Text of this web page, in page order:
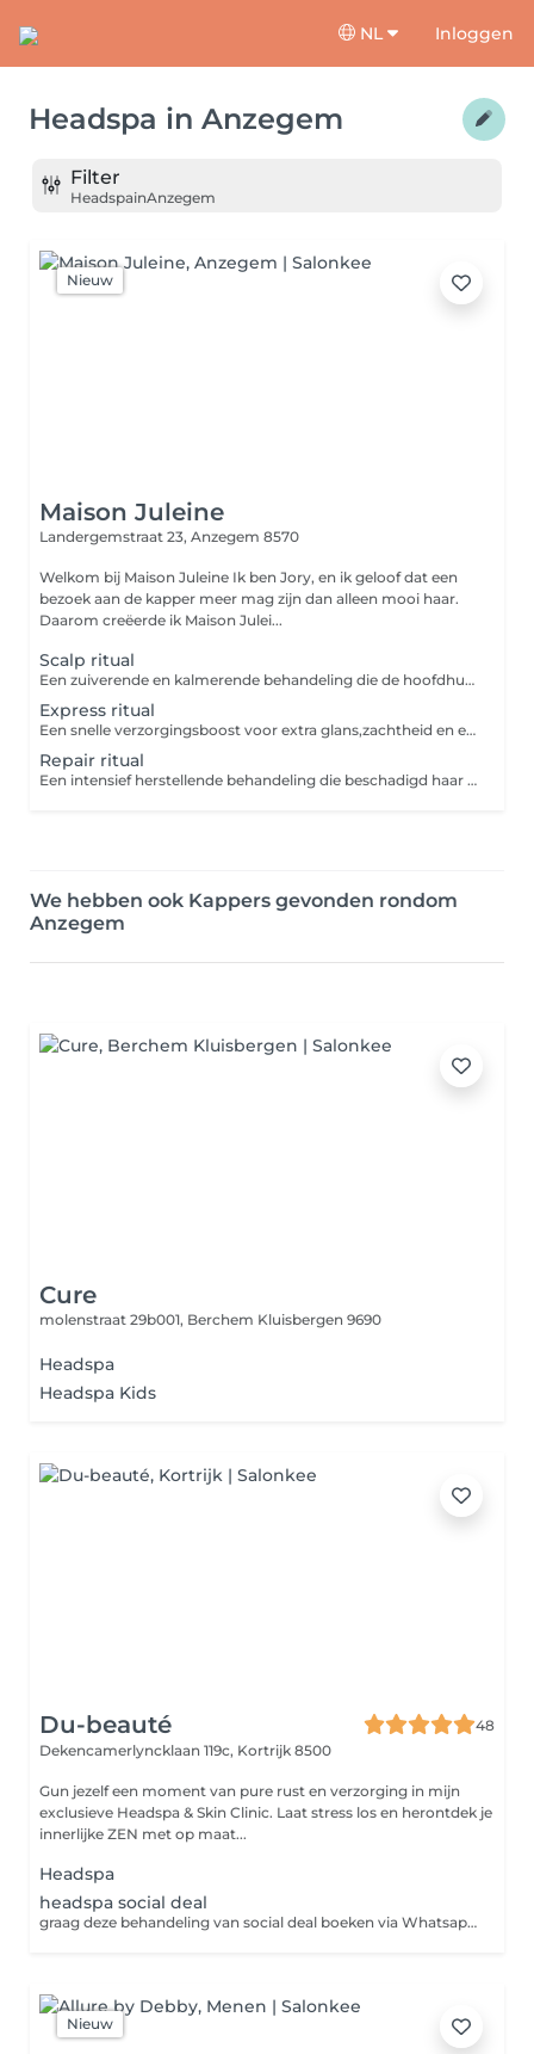
NL Inloggen
Headspa in Anzegem
Filter
HeadspainAnzegem
Nieuw
Maison Juleine
Landergemstraat 23, Anzegem 8570
Welkom bij Maison Juleine Ik ben Jory, en ik geloof dat een
bezoek aan de kapper meer mag zijn dan alleen mooi haar.
Daarom creëerde ik Maison Julei...
Scalp ritual
Een zuiverende en kalmerende behandeling die de hoofdhuid in balans brengt en ontspanning stimuleert. Incl. Massagestoel en waterval
Express ritual
Een snelle verzorgingsboost voor extra glans,zachtheid en een frisse uitstraling. Incl. Massagestoel
Repair ritual
Een intensief herstellende behandeling die beschadigd haar voedt, versterkt en weer laat stralen. Incl. Massagestoel en waterval
We hebben ook Kappers gevonden rondom
Anzegem
Cure
molenstraat 29b001, Berchem Kluisbergen 9690
Headspa
Headspa Kids
Du-beauté
48
Dekencamerlyncklaan 119c, Kortrijk 8500
Gun jezelf een moment van pure rust en verzorging in mijn
exclusieve Headspa & Skin Clinic. Laat stress los en herontdek je
innerlijke ZEN met op maat...
Headspa
headspa social deal
graag deze behandeling van social deal boeken via Whatsapp op het nummer 0478381954
Nieuw